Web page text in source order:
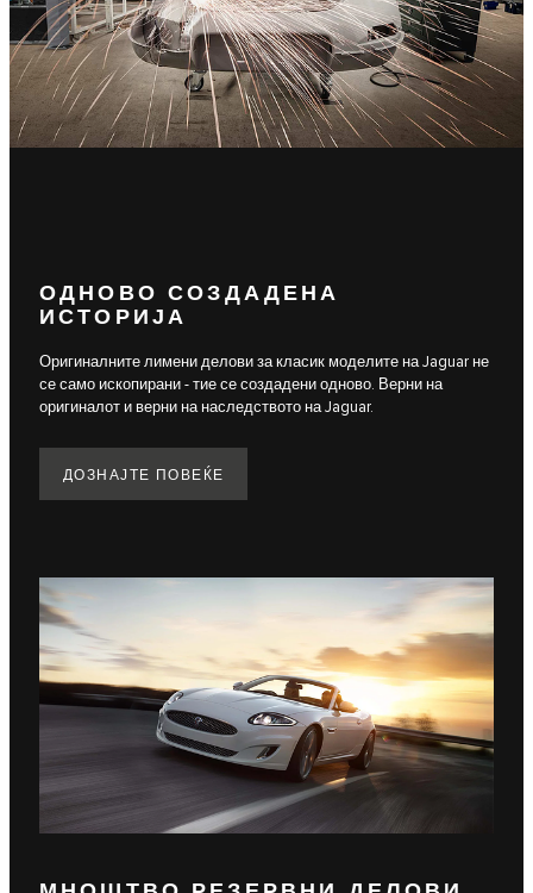
ОДНОВО СОЗДАДЕНА
ИСТОРИЈА
Оригиналните лимени делови за класик моделите на Jaguar не
се само ископирани - тие се создадени одново. Верни на
оригиналот и верни на наследството на Jaguar.
ДОЗНАЈТЕ ПОВЕЌЕ